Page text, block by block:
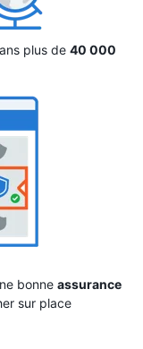
plus de 40 000
bonne assurance
sur place